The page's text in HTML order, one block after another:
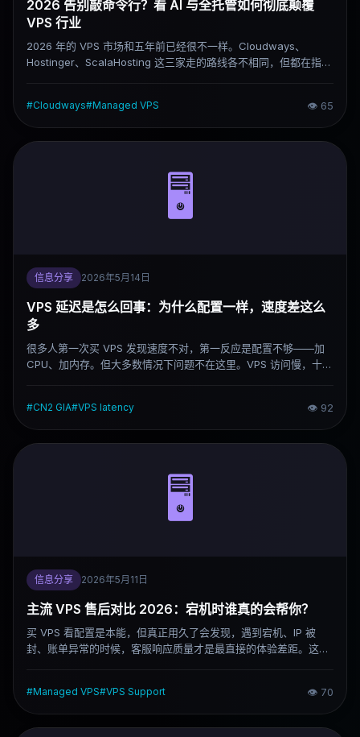
2026 告别敲命令行？看 AI 与全托管如何彻底颠覆
VPS 行业
2026 年的 VPS 市场和五年前已经很不一样。Cloudways、
Hostinger、ScalaHosting 这三家走的路线各不相同，但都在指向
实改变，以及 AI 工具链爆发带来的新需求。这篇文章分析这个趋
势是怎么形成的、三家厂商各自怎么做、以及这对整个 VPS 市场
意味着什么。
#Cloudways#Managed VPS 👁 65
🖥️
信息分享 2026年5月14日
VPS 延迟是怎么回事：为什么配置一样，速度差这么
多
很多人第一次买 VPS 发现速度不对，第一反应是配置不够——加
CPU、加内存。但大多数情况下问题不在这里。VPS 访问慢，十次
以及怎么在买之前正确测试线路。
#CN2 GIA#VPS latency 👁 92
🖥️
信息分享 2026年5月11日
主流 VPS 售后对比 2026：宕机时谁真的会帮你？
买 VPS 看配置是本能，但真正用久了会发现，遇到宕机、IP 被
封、账单异常的时候，客服响应质量才是最直接的体验差距。这篇
#Managed VPS#VPS Support 👁 70